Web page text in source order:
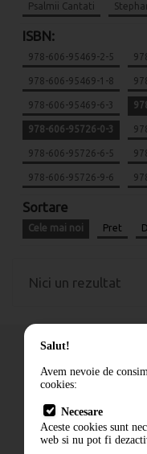
Psalmii Cantati
ISBN:
978-606-95469-2-5
978-606-95469-1-8
978-606-95469-6-3
978-606-95726-0-3
978-606-95726-6-5
978-606-95726-9-6
Sortare
Cele mai noi Pret
Nici un rezultat
Cum comand
Livrare
Contact
Salut!
Avem nevoie de
cookies:
Necesare
Aceste cookies sunt
web si nu pot fi